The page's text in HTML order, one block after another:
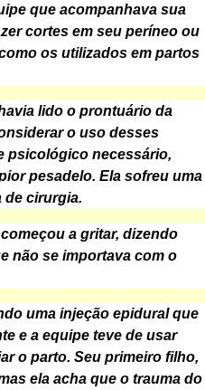
que acompanhava sua
cortes em seu períneo ou
os utilizados em partos
lido o prontuário da
o uso desses
psicológico necessário,
pesadelo. Ela sofreu uma
de cirurgia.
a gritar, dizendo
não se importava com o
uma injeção epidural que
e a equipe teve de usar
o parto. Seu primeiro filho,
ela acha que o trauma do